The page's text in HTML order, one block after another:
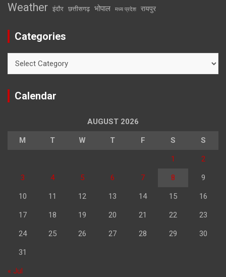
Weather इंदौर छत्तीसगढ़ भोपाल मध्य प्रदेश रायपुर
Categories
Calendar
AUGUST 2026
M T W T F S S
1 2
3 4 5 6 7 8 9
10 11 12 13 14 15 16
17 18 19 20 21 22 23
24 25 26 27 28 29 30
31
« Jul